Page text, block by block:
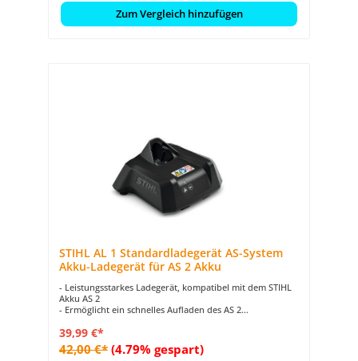
Zum Vergleich hinzufügen
STIHL AL 1 Standardladegerät AS-System
Akku-Ladegerät für AS 2 Akku
- Leistungsstarkes Ladegerät, kompatibel mit dem STIHL
Akku AS 2
- Ermöglicht ein schnelles Aufladen des AS 2
- Ordentliche Verstauung gewährleistet durch
Kabelaufwicklung mit Klettband
- Komfortable Handhabung dank optionaler
39,99 €*
42,00 €* (4.79% gespart)